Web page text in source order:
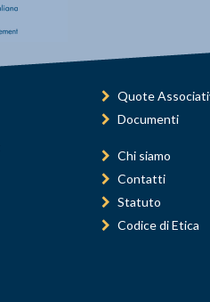
Quote
Documenti
Chi siamo
Contatti
Statuto
Codice di Etica